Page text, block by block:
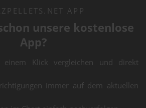
APP
unsere kostenlose
App?
einem Klick vergleichen und direkt
immer auf dem aktuellen